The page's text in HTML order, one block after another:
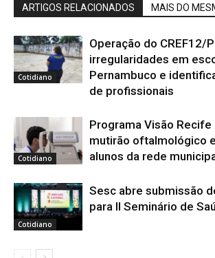
ARTIGOS RELACIONADOS MAIS DO
Cotidiano
Operação do CREF12/
irregularidades em
Pernambuco e
de profissionais
Cotidiano
Programa Visão Recife
mutirão oftalmológico
alunos da rede
Cotidiano
Sesc abre submissão
para II Seminário de